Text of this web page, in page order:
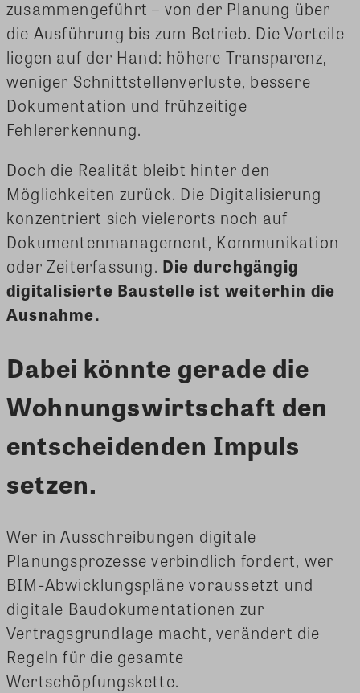
zusammengeführt – von der Planung über
die Ausführung bis zum Betrieb. Die Vorteile
liegen auf der Hand: höhere Transparenz,
weniger Schnittstellenverluste, bessere
Dokumentation und frühzeitige
Fehlererkennung.
Doch die Realität bleibt hinter den
Möglichkeiten zurück. Die Digitalisierung
konzentriert sich vielerorts noch auf
Dokumentenmanagement, Kommunikation
oder Zeiterfassung. Die durchgängig
digitalisierte Baustelle ist weiterhin die
Ausnahme.
Dabei könnte gerade die
Wohnungswirtschaft den
entscheidenden Impuls
setzen.
Wer in Ausschreibungen digitale
Planungsprozesse verbindlich fordert, wer
BIM-Abwicklungspläne voraussetzt und
digitale Baudokumentationen zur
Vertragsgrundlage macht, verändert die
Regeln für die gesamte
Wertschöpfungskette.